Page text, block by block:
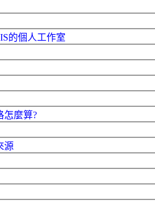
的個人工作室
怎麼算?
源